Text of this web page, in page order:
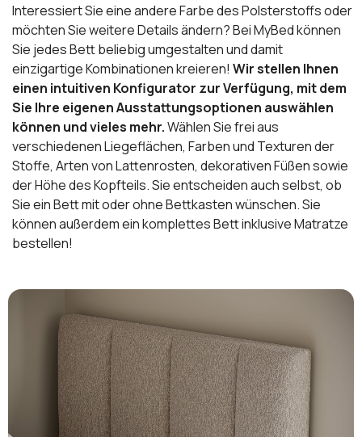
Interessiert Sie eine andere Farbe des Polsterstoffs oder
möchten Sie weitere Details ändern? Bei MyBed können
Sie jedes Bett beliebig umgestalten und damit
einzigartige Kombinationen kreieren! Wir stellen Ihnen
einen intuitiven Konfigurator zur Verfügung, mit dem
Sie Ihre eigenen Ausstattungsoptionen auswählen
können und vieles mehr.Wählen Sie frei aus
verschiedenen Liegeflächen, Farben und Texturen der
Stoffe, Arten von Lattenrosten, dekorativen Füßen sowie
der Höhe des Kopfteils. Sie entscheiden auch selbst, ob
Sie ein Bett mit oder ohne Bettkasten wünschen. Sie
können außerdem ein komplettes Bett inklusive Matratze
bestellen!